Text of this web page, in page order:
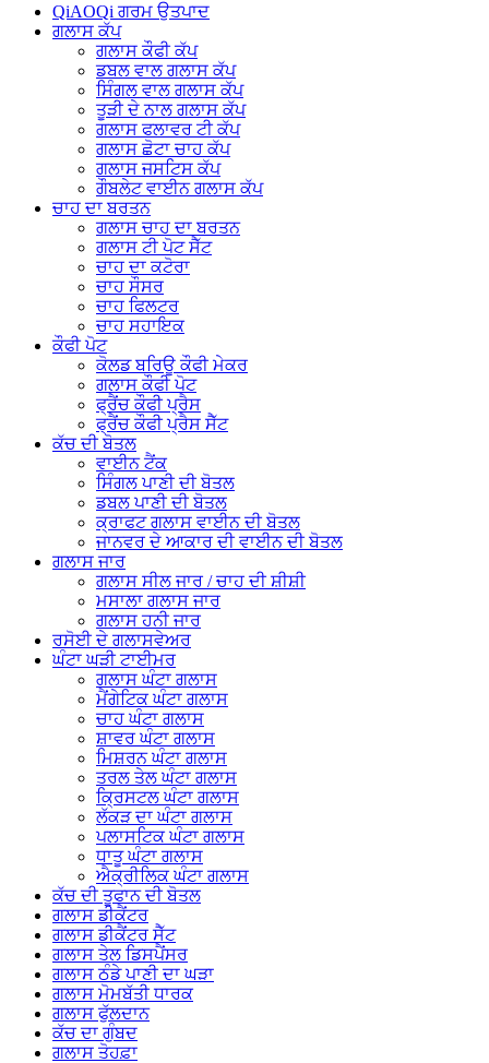
QiAOQi ਗਰਮ ਉਤਪਾਦ
ਗਲਾਸ ਕੱਪ
ਗਲਾਸ ਕੌਫੀ ਕੱਪ
ਡਬਲ ਵਾਲ ਗਲਾਸ ਕੱਪ
ਸਿੰਗਲ ਵਾਲ ਗਲਾਸ ਕੱਪ
ਤੂੜੀ ਦੇ ਨਾਲ ਗਲਾਸ ਕੱਪ
ਗਲਾਸ ਫਲਾਵਰ ਟੀ ਕੱਪ
ਗਲਾਸ ਛੋਟਾ ਚਾਹ ਕੱਪ
ਗਲਾਸ ਜਸਟਿਸ ਕੱਪ
ਗੌਬਲੇਟ ਵਾਈਨ ਗਲਾਸ ਕੱਪ
ਚਾਹ ਦਾ ਬਰਤਨ
ਗਲਾਸ ਚਾਹ ਦਾ ਬਰਤਨ
ਗਲਾਸ ਟੀ ਪੋਟ ਸੈੱਟ
ਚਾਹ ਦਾ ਕਟੋਰਾ
ਚਾਹ ਸੌਸਰ
ਚਾਹ ਫਿਲਟਰ
ਚਾਹ ਸਹਾਇਕ
ਕੌਫੀ ਪੋਟ
ਕੋਲਡ ਬਰਿਊ ਕੌਫੀ ਮੇਕਰ
ਗਲਾਸ ਕੌਫੀ ਪੋਟ
ਫ੍ਰੈਂਚ ਕੌਫੀ ਪ੍ਰੈਸ
ਫ੍ਰੈਂਚ ਕੌਫੀ ਪ੍ਰੈਸ ਸੈੱਟ
ਕੱਚ ਦੀ ਬੋਤਲ
ਵਾਈਨ ਟੈਂਕ
ਸਿੰਗਲ ਪਾਣੀ ਦੀ ਬੋਤਲ
ਡਬਲ ਪਾਣੀ ਦੀ ਬੋਤਲ
ਕ੍ਰਾਫਟ ਗਲਾਸ ਵਾਈਨ ਦੀ ਬੋਤਲ
ਜਾਨਵਰ ਦੇ ਆਕਾਰ ਦੀ ਵਾਈਨ ਦੀ ਬੋਤਲ
ਗਲਾਸ ਜਾਰ
ਗਲਾਸ ਸੀਲ ਜਾਰ / ਚਾਹ ਦੀ ਸ਼ੀਸ਼ੀ
ਮਸਾਲਾ ਗਲਾਸ ਜਾਰ
ਗਲਾਸ ਹਨੀ ਜਾਰ
ਰਸੋਈ ਦੇ ਗਲਾਸਵੇਅਰ
ਘੰਟਾ ਘੜੀ ਟਾਈਮਰ
ਗਲਾਸ ਘੰਟਾ ਗਲਾਸ
ਮੈਂਗੇਟਿਕ ਘੰਟਾ ਗਲਾਸ
ਚਾਹ ਘੰਟਾ ਗਲਾਸ
ਸ਼ਾਵਰ ਘੰਟਾ ਗਲਾਸ
ਮਿਸ਼ਰਨ ਘੰਟਾ ਗਲਾਸ
ਤਰਲ ਤੇਲ ਘੰਟਾ ਗਲਾਸ
ਕ੍ਰਿਸਟਲ ਘੰਟਾ ਗਲਾਸ
ਲੱਕੜ ਦਾ ਘੰਟਾ ਗਲਾਸ
ਪਲਾਸਟਿਕ ਘੰਟਾ ਗਲਾਸ
ਧਾਤੂ ਘੰਟਾ ਗਲਾਸ
ਐਕ੍ਰੀਲਿਕ ਘੰਟਾ ਗਲਾਸ
ਕੱਚ ਦੀ ਤੂਫਾਨ ਦੀ ਬੋਤਲ
ਗਲਾਸ ਡੀਕੈਂਟਰ
ਗਲਾਸ ਡੀਕੈਂਟਰ ਸੈੱਟ
ਗਲਾਸ ਤੇਲ ਡਿਸਪੈਂਸਰ
ਗਲਾਸ ਠੰਡੇ ਪਾਣੀ ਦਾ ਘੜਾ
ਗਲਾਸ ਮੋਮਬੱਤੀ ਧਾਰਕ
ਗਲਾਸ ਫੁੱਲਦਾਨ
ਕੱਚ ਦਾ ਗੁੰਬਦ
ਗਲਾਸ ਤੋਹਫ਼ਾ